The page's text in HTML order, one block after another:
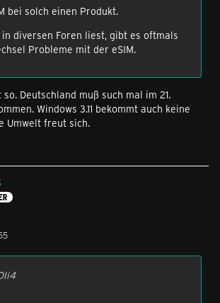
bei solch einen Produkt.
in diversen Foren liest, gibt es oftmals
Probleme mit der eSIM.
Deutschland muß such mal im 21.
Windows 3.11 bekommt auch keine
Umwelt freut sich.